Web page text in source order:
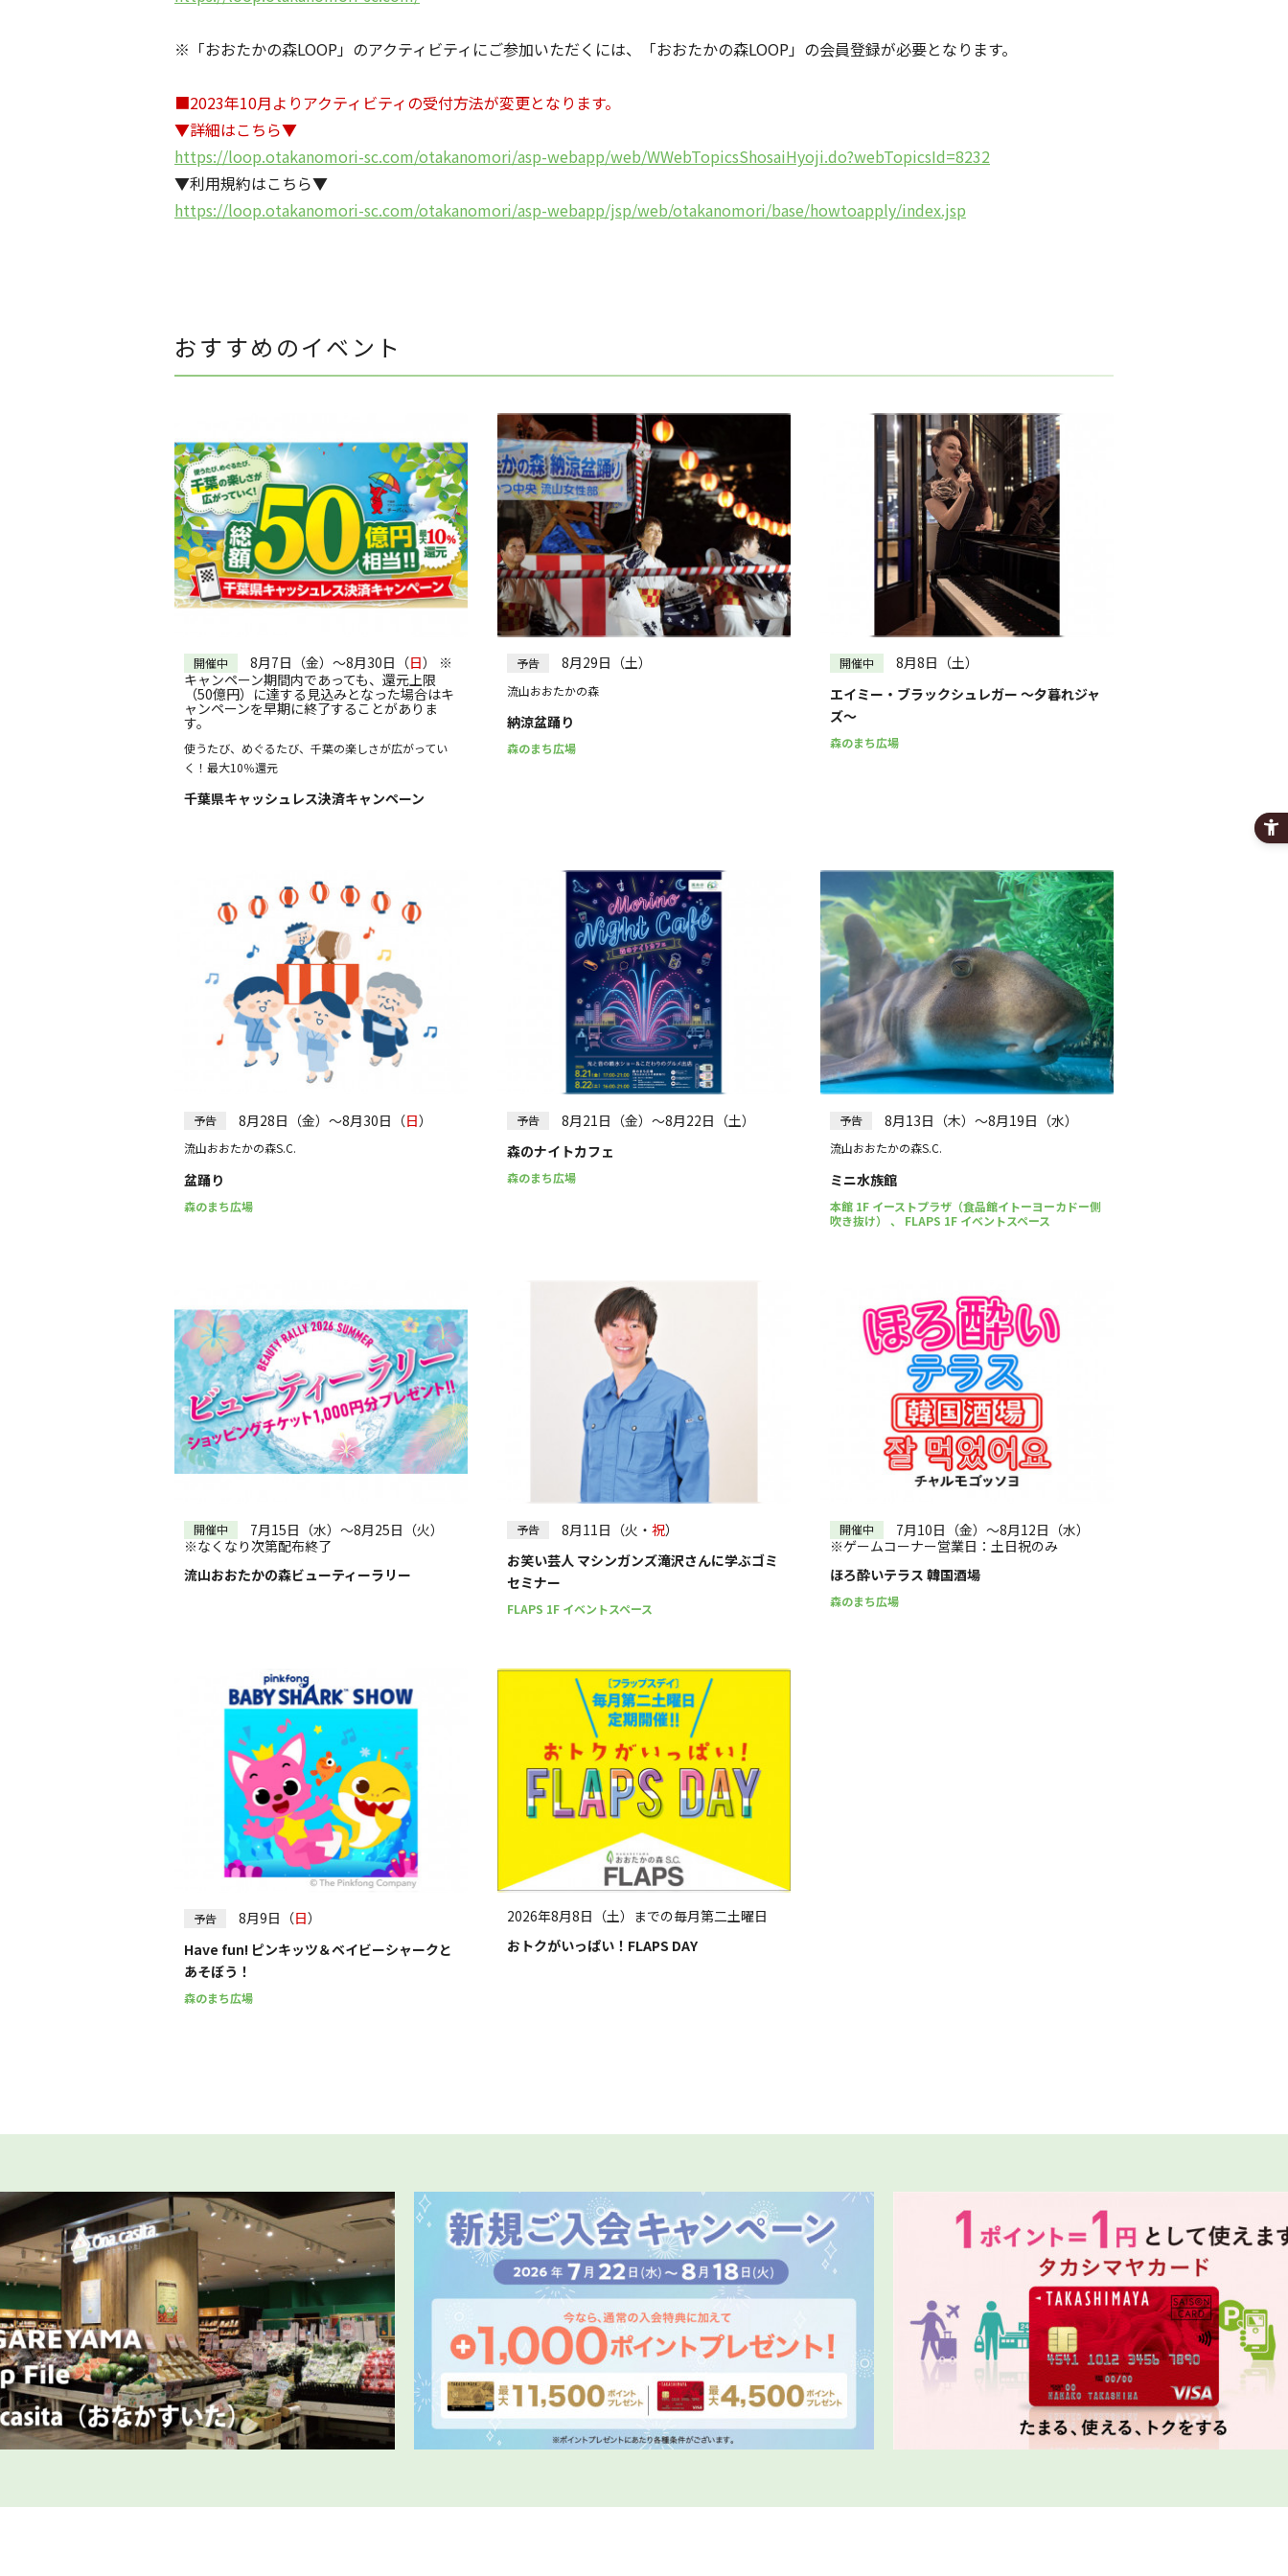
※「おおたかの森LOOP」のアクティビティにご参加いただくには、「おおたかの森LOOP」の会員登録が必要となります。
■2023年10月よりアクティビティの受付方法が変更となります。
▼詳細はこちら▼
https://loop.otakanomori-sc.com/otakanomori/asp-webapp/web/WWebTopicsShosaiHyoji.do?webTopicsId=8232
▼利用規約はこちら▼
https://loop.otakanomori-sc.com/otakanomori/asp-webapp/jsp/web/otakanomori/base/howtoapply/index.jsp
おすすめのイベント
開催中 8月7日（金）～8月30日（日） ※
キャンペーン期間内であっても、還元上限
（50億円）に達する見込みとなった場合はキ
ャンペーンを早期に終了することがありま
す。
使うたび、めぐるたび、千葉の楽しさが広がってい
く！最大10％還元
千葉県キャッシュレス決済キャンペーン
予告 8月29日（土）
流山おおたかの森
納涼盆踊り
森のまち広場
開催中
8月8日（土）
エイミー・ブラックシュレガー ～夕暮れジャ
ズ～
森のまち広場
予告 8月28日（金）～8月30日（日）
流山おおたかの森S.C.
盆踊り
森のまち広場
予告
8月21日（金）～8月22日（土）
森のナイトカフェ
森のまち広場
予告 8月13日（木）～8月19日（水）
流山おおたかの森S.C.
ミニ水族館
本館 1F イーストプラザ（食品館イトーヨーカドー側
吹き抜け） 、 FLAPS 1F イベントスペース
開催中
7月15日（水）～8月25日（火）
※なくなり次第配布終了
流山おおたかの森ビューティーラリー
予告 8月11日（火・ 祝）
お笑い芸人 マシンガンズ滝沢さんに学ぶゴミ
セミナー
FLAPS 1F イベントスペース
開催中
7月10日（金）～8月12日（水）
※ゲームコーナー営業日：土日祝のみ
ほろ酔いテラス 韓国酒場
森のまち広場
予告 8月9日（日）
Have fun! ピンキッツ＆ベイビーシャークと
あそぼう！
森のまち広場
2026年8月8日（土）までの毎月第二土曜日
おトクがいっぱい！FLAPS DAY